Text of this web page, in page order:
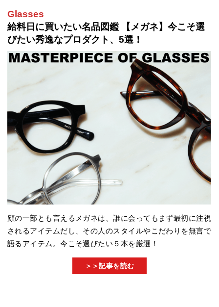
Glasses
給料日に買いたい名品図鑑 【メガネ】今こそ選
びたい秀逸なプロダクト、5選！
顔の一部とも言えるメガネは、誰に会ってもまず最初に注視
されるアイテムだし、その人のスタイルやこだわりを無言で
語るアイテム。今こそ選びたい５本を厳選！
＞＞記事を読む